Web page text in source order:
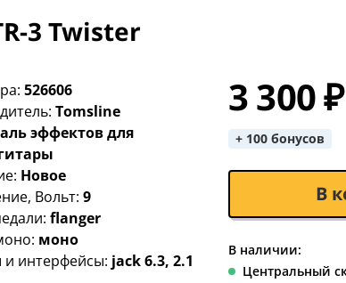
3 Twister
526606
Tomsline
эффектов для
Новое
Вольт:9
flanger
моно
интерфейсы: jack 6.3, 2.1
3 300 ₽
+ 100 бонусов
В
В наличии:
Центральный